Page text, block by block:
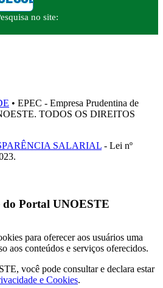
no site:
• EPEC - Empresa Prudentina de
TODOS OS DIREITOS
SALARIAL - Lei nº
do Portal UNOESTE
para oferecer aos usuários uma
aos conteúdos e serviços oferecidos.
você pode consultar e declara estar
e Cookies.